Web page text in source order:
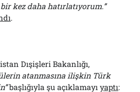
kez daha hatırlatıyorum.”
.
Dışişleri Bakanlığı,
atanmasına ilişkin Türk
başlığıyla şu açıklamayıyaptı: